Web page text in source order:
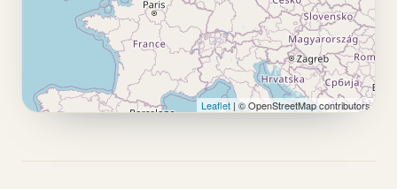
Leaflet | © OpenStreetMap contributors